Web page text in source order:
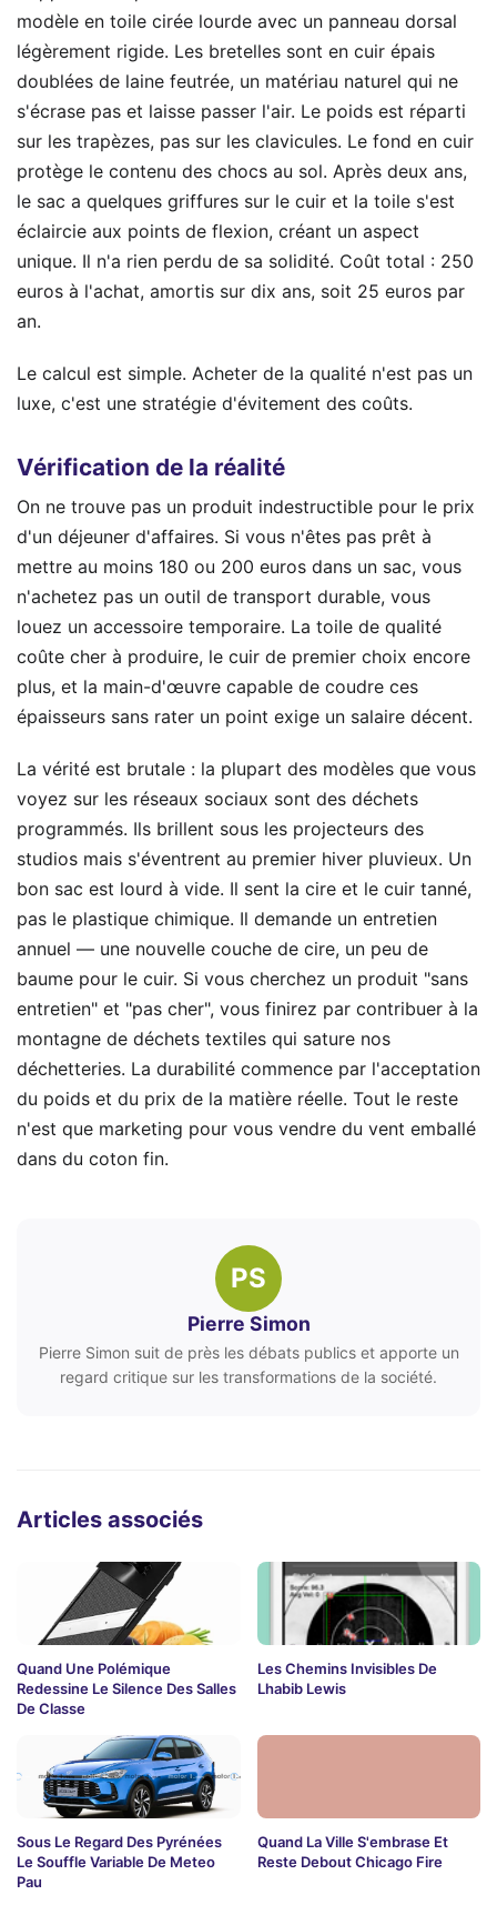
modèle en toile cirée lourde avec un panneau dorsal
légèrement rigide. Les bretelles sont en cuir épais
doublées de laine feutrée, un matériau naturel qui ne
s'écrase pas et laisse passer l'air. Le poids est réparti
sur les trapèzes, pas sur les clavicules. Le fond en cuir
protège le contenu des chocs au sol. Après deux ans,
le sac a quelques griffures sur le cuir et la toile s'est
éclaircie aux points de flexion, créant un aspect
unique. Il n'a rien perdu de sa solidité. Coût total : 250
euros à l'achat, amortis sur dix ans, soit 25 euros par
an.
Le calcul est simple. Acheter de la qualité n'est pas un
luxe, c'est une stratégie d'évitement des coûts.
Vérification de la réalité
On ne trouve pas un produit indestructible pour le prix
d'un déjeuner d'affaires. Si vous n'êtes pas prêt à
mettre au moins 180 ou 200 euros dans un sac, vous
n'achetez pas un outil de transport durable, vous
louez un accessoire temporaire. La toile de qualité
coûte cher à produire, le cuir de premier choix encore
plus, et la main-d'œuvre capable de coudre ces
épaisseurs sans rater un point exige un salaire décent.
La vérité est brutale : la plupart des modèles que vous
voyez sur les réseaux sociaux sont des déchets
programmés. Ils brillent sous les projecteurs des
studios mais s'éventrent au premier hiver pluvieux. Un
bon sac est lourd à vide. Il sent la cire et le cuir tanné,
pas le plastique chimique. Il demande un entretien
annuel — une nouvelle couche de cire, un peu de
baume pour le cuir. Si vous cherchez un produit "sans
entretien" et "pas cher", vous finirez par contribuer à la
montagne de déchets textiles qui sature nos
déchetteries. La durabilité commence par l'acceptation
du poids et du prix de la matière réelle. Tout le reste
n'est que marketing pour vous vendre du vent emballé
dans du coton fin.
PS
Pierre Simon
Pierre Simon suit de près les débats publics et apporte un
regard critique sur les transformations de la société.
Articles associés
Quand Une Polémique
Redessine Le Silence Des Salles
De Classe
Les Chemins Invisibles De
Lhabib Lewis
Sous Le Regard Des Pyrénées
Le Souffle Variable De Meteo
Pau
Quand La Ville S'embrase Et
Reste Debout Chicago Fire